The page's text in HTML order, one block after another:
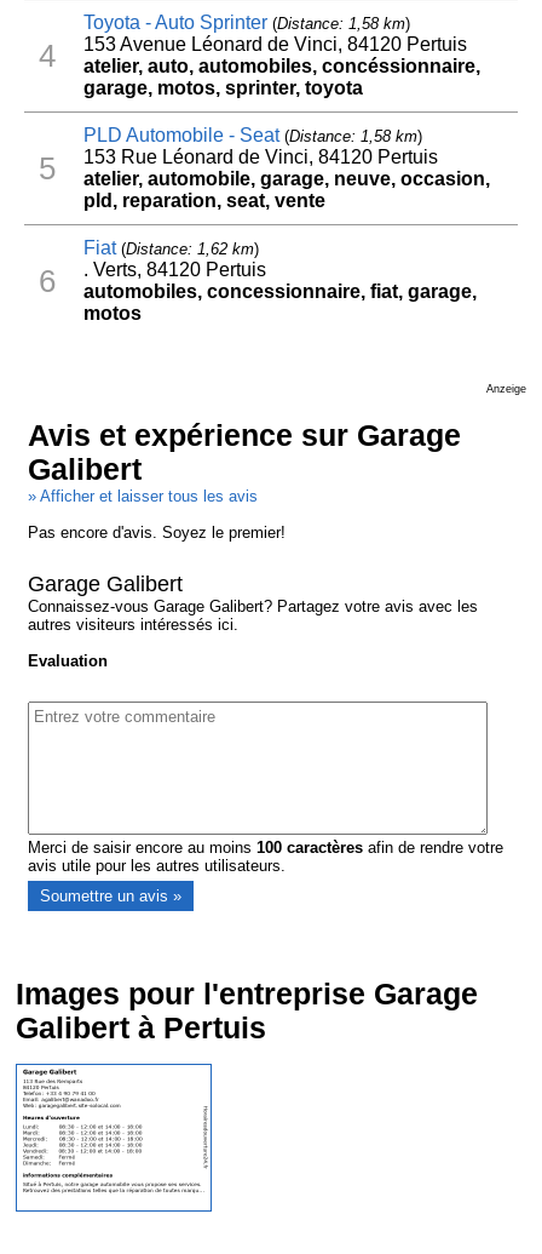
4
Toyota - Auto Sprinter(Distance: 1,58 km)
153 Avenue Léonard de Vinci, 84120 Pertuis
atelier, auto, automobiles, concéssionnaire,
garage, motos, sprinter, toyota
5
PLD Automobile - Seat(Distance: 1,58 km)
153 Rue Léonard de Vinci, 84120 Pertuis
atelier, automobile, garage, neuve, occasion,
pld, reparation, seat, vente
6
Fiat(Distance: 1,62 km)
. Verts, 84120 Pertuis
automobiles, concessionnaire, fiat, garage,
motos
Anzeige
Avis et expérience sur Garage
Galibert
» Afficher et laisser tous les avis
Pas encore d'avis. Soyez le premier!
Garage Galibert
Connaissez-vous Garage Galibert? Partagez votre avis avec les
autres visiteurs intéressés ici.
Evaluation
Merci de saisir encore au moins100 caractères afin de rendre votre
avis utile pour les autres utilisateurs.
Images pour l'entreprise Garage
Galibert à Pertuis